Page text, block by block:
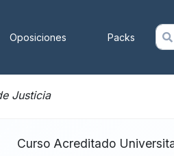
Oposiciones Packs
Justicia
Curso Acreditado